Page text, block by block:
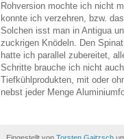
Rohversion mochte ich nicht
konnte ich verzehren, bzw.
Solchen isst man in Antigua
zuckrigen Knödeln. Den
hatte ich parallel zubereitet,
Schritte brauche ich nicht
Tiefkühlprodukten, mit oder
nebst jeder Menge